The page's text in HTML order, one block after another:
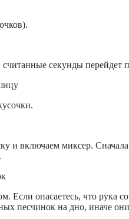
секунды перейдет
включаем миксер.
Если опасаетесь, что
песчинок на дно, иначе